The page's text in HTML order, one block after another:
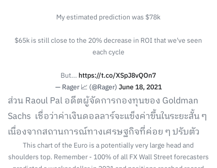
My estimated prediction was $78k
$65k is still close to the 20% decrease in ROI that we've seen
each cycle
But... https://t.co/XSpJ8vQOn7
— Rager 📈 (@Rager)June 18, 2021
ส่วน Raoul Pal อดีตผู้จัดการกองทุนของ Goldman
Sachs เชื่อว่าค่าเงินดอลลาร์จะแข็งค่าขึ้นในระยะสั้น ๆ
เนื่องจากสถานการณ์ทางเศรษฐกิจที่ค่อย ๆ ปรับตัว
This chart of the Euro is a potentially very large head and
shoulders top. Remember - 100% of all FX Wall Street forecasters